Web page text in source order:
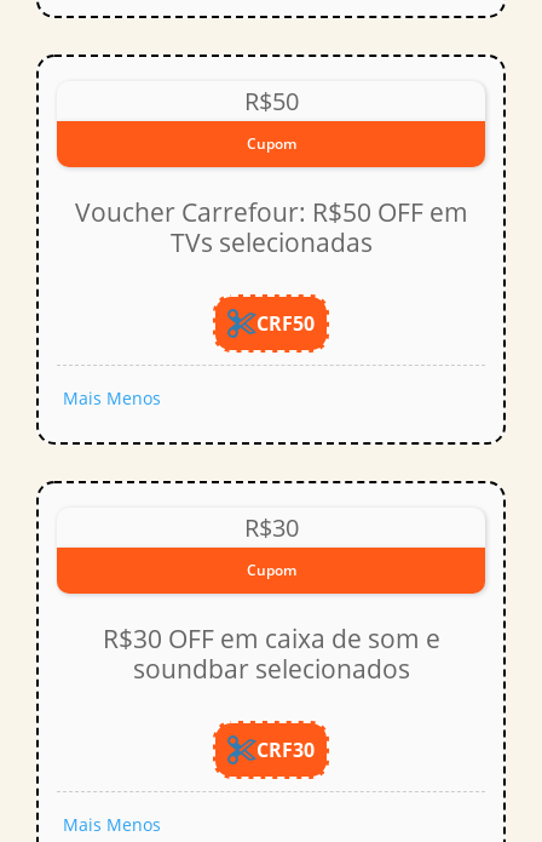
R$50
Cupom
Voucher Carrefour: R$50 OFF em
TVs selecionadas
CRF50
Mais Menos
R$30
Cupom
R$30 OFF em caixa de som e
soundbar selecionados
CRF30
Mais Menos